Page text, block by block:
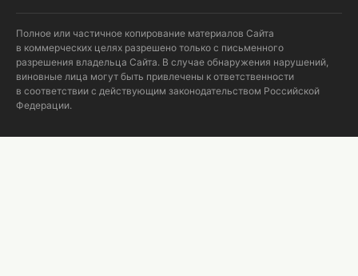
Полное или частичное копирование материалов Сайта
в коммерческих целях разрешено только с письменного
разрешения владельца Сайта. В случае обнаружения нарушений,
виновные лица могут быть привлечены к ответственности
в соответствии с действующим законодательством Российской
Федерации.